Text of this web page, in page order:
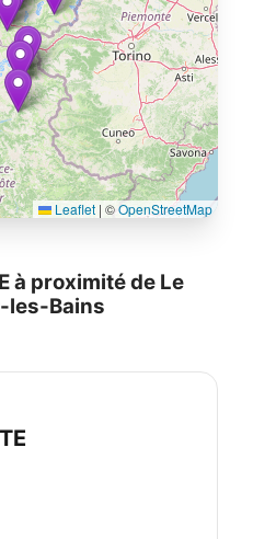
Leaflet | ©OpenStreetMap
à proximité de Le
les-Bains